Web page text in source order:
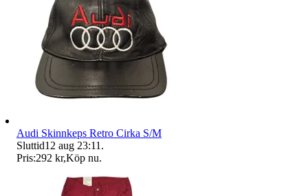
Audi Skinnkeps Retro Cirka S/M
Sluttid12 aug 23:11 .
Pris:292 kr,Köp nu.